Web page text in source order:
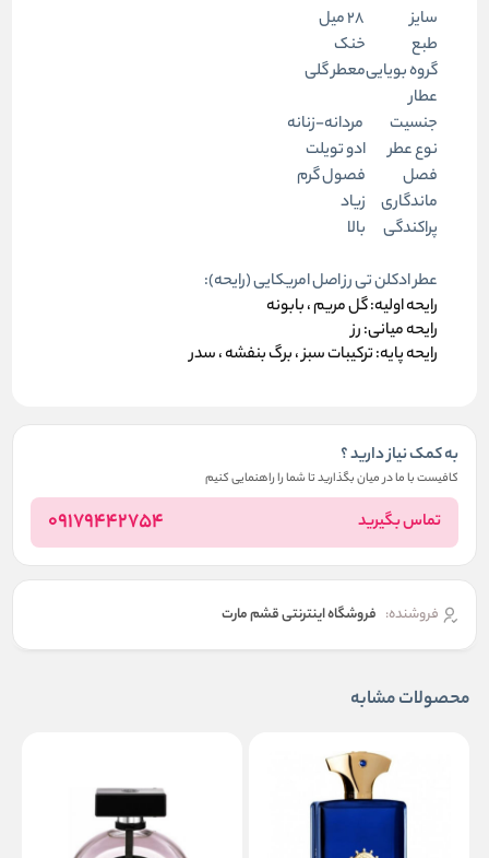
سایز
طبع
خنک
گروه بویاییمعطر گلی
عطار
جنسیت
مردانه-زنانه
نوع عطر
ادو تویلت
فصل
فصول گرم
ماندگاری
زیاد
پراکندگی
بالا
عطر ادکلن تی رز اصل امریکایی (رایحه):
رایحه اولیه: گل مریم ، بابونه
رایحه میانی: رز
رایحه پایه: ترکیبات سبز ، برگ بنفشه ، سدر
به کمک نیاز دارید ؟
کافیست با ما در میان بگذارید تا شما را راهنمایی کنیم
تماس بگیرید 09179442754
فروشنده: فروشگاه اینترنتی قشم مارت
محصولات مشابه